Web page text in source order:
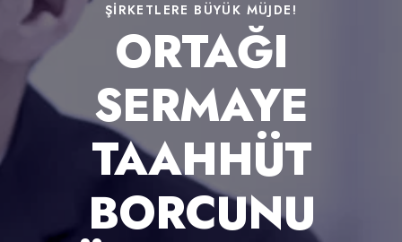
ŞIRKETLERE BÜYÜK MÜJDE!
ORTAĞI
SERMAYE
TAAHHÜT
BORCUNU